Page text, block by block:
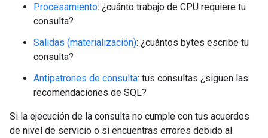
Procesamiento: ¿cuánto trabajo de CPU requiere tu
consulta?
Salidas (materialización): ¿cuántos bytes escribe tu
consulta?
Antipatrones de consulta: tus consultas ¿siguen las
recomendaciones de SQL?
Si la ejecución de la consulta no cumple con tus acuerdos
de nivel de servicio o si encuentras errores debido al